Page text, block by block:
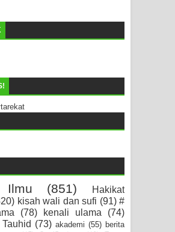
Ilmu (851)
Hakikat
kisah wali dan sufi (91) #
(78) kenali ulama
(74)
(73) akademi (55) berita